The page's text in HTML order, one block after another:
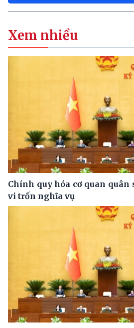
Xem nhiều
Chính quy hóa cơ quan quân
vi trốn nghĩa vụ